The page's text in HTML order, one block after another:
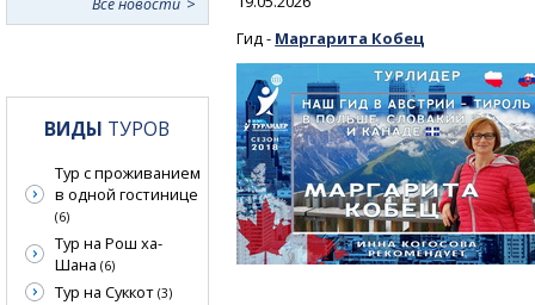
Гид - Маргарита Кобец
ВИДЫ ТУРОВ
Тур с проживанием
в одной гостинице
(6)
Тур на Рош ха-
Шана (6)
Тур на Суккот (3)